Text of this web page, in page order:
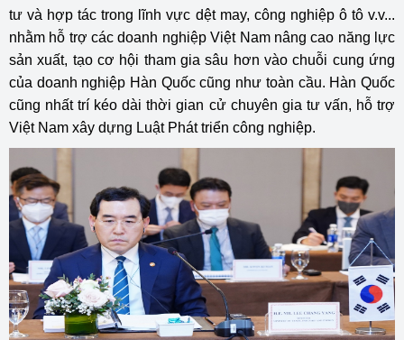
tư và hợp tác trong lĩnh vực dệt may, công nghiệp ô tô v.v...
nhằm hỗ trợ các doanh nghiệp Việt Nam nâng cao năng lực
sản xuất, tạo cơ hội tham gia sâu hơn vào chuỗi cung ứng
của doanh nghiệp Hàn Quốc cũng như toàn cầu. Hàn Quốc
cũng nhất trí kéo dài thời gian cử chuyên gia tư vấn, hỗ trợ
Việt Nam xây dựng Luật Phát triển công nghiệp.